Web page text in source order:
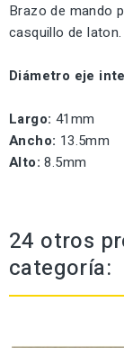
Brazo de mando
casquillo de laton.
Diámetro eje
Largo: 41mm
Ancho: 13.5mm
Alto: 8.5mm
24 otros
categoría: